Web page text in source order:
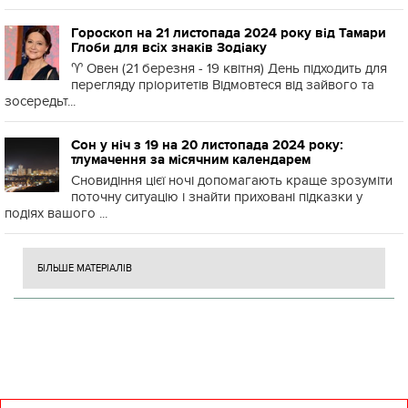
Гороскоп на 21 листопада 2024 року від Тамари
Глоби для всіх знаків Зодіаку
♈️ Овен (21 березня - 19 квітня) День підходить для
перегляду пріоритетів Відмовтеся від зайвого та
зосередьт...
Сон у ніч з 19 на 20 листопада 2024 року:
тлумачення за місячним календарем
Сновидіння цієї ночі допомагають краще зрозуміти
поточну ситуацію і знайти приховані підказки у
подіях вашого ...
БІЛЬШЕ МАТЕРІАЛІВ